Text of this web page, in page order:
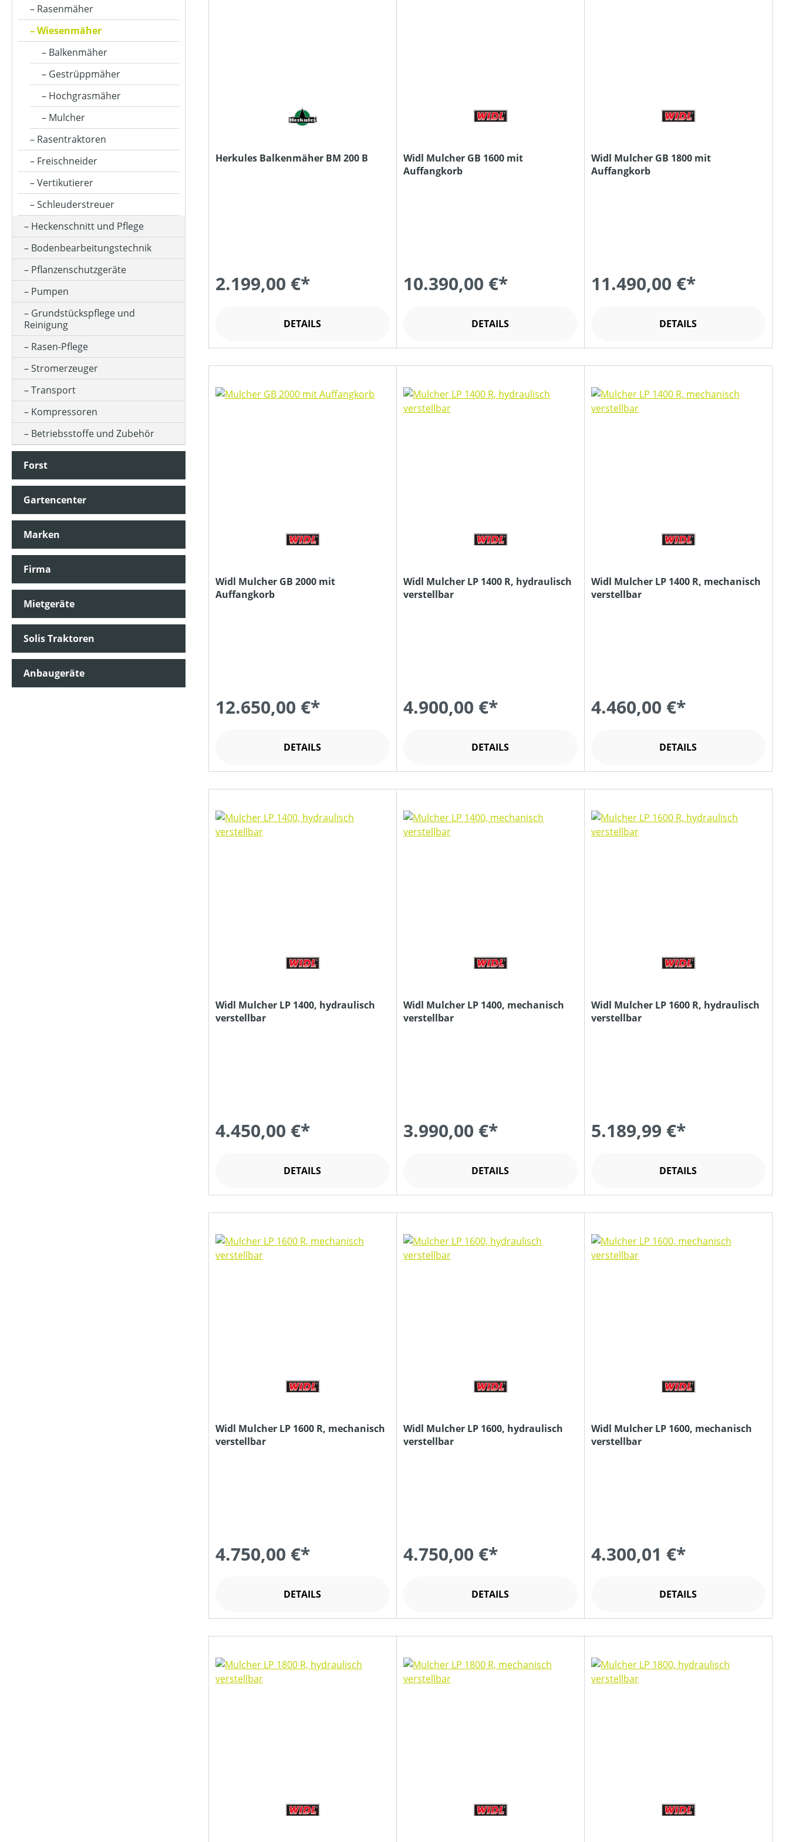
AUSWURFART
BETRIEBSART
FAHRANTRIEBSART
FARBE (GERÄT)
GESCHWINDIGKEIT MAX (IN KM/H)
HUBRAUM (IN CM³)
KLASSIFIZIERUNG
MESSERANZAHL
MOTORLEISTUNG (IN KW)
MOTORTYP (HERSTELLERBEZEICHNUNG)
MÄHWERKTYP
PREIS
Rasenmäher
Wiesenmäher
Balkenmäher
Gestrüppmäher
Hochgrasmäher
Mulcher
Rasentraktoren
Freischneider
Vertikutierer
Schleuderstreuer
Heckenschnitt und Pflege
Bodenbearbeitungstechnik
Pflanzenschutzgeräte
Pumpen
Grundstückspflege und
Reinigung
Rasen-Pflege
Stromerzeuger
Transport
Kompressoren
Betriebsstoffe und Zubehör
Forst
Gartencenter
Marken
Firma
Mietgeräte
Solis Traktoren
Anbaugeräte
Herkules Balkenmäher BM 200 B
2.199,00 €*
DETAILS
Widl Mulcher GB 1600 mit
Auffangkorb
10.390,00 €*
DETAILS
Widl Mulcher GB 1800 mit
Auffangkorb
11.490,00 €*
DETAILS
Widl Mulcher GB 2000 mit
Auffangkorb
12.650,00 €*
DETAILS
Widl Mulcher LP 1400 R, hydraulisch
verstellbar
4.900,00 €*
DETAILS
Widl Mulcher LP 1400 R, mechanisch
verstellbar
4.460,00 €*
DETAILS
Widl Mulcher LP 1400, hydraulisch
verstellbar
4.450,00 €*
DETAILS
Widl Mulcher LP 1400, mechanisch
verstellbar
3.990,00 €*
DETAILS
Widl Mulcher LP 1600 R, hydraulisch
verstellbar
5.189,99 €*
DETAILS
Widl Mulcher LP 1600 R, mechanisch
verstellbar
4.750,00 €*
DETAILS
Widl Mulcher LP 1600, hydraulisch
verstellbar
4.750,00 €*
DETAILS
Widl Mulcher LP 1600, mechanisch
verstellbar
4.300,01 €*
DETAILS